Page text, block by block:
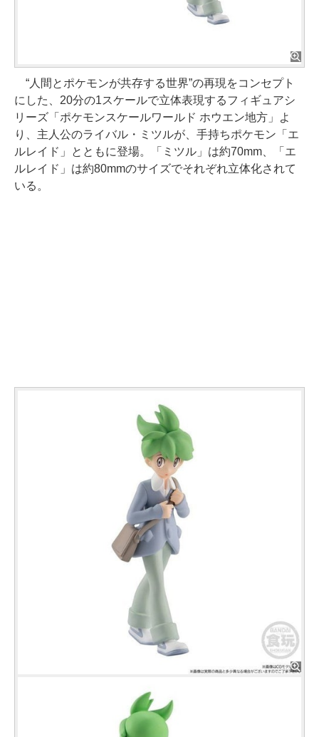
“人間とポケモンが共存する世界”の再現をコンセプト
にした、20分の1スケールで立体表現するフィギュアシ
リーズ「ポケモンスケールワールド ホウエン地方」よ
り、主人公のライバル・ミツルが、手持ちポケモン「エ
ルレイド」とともに登場。「ミツル」は約70mm、「エ
ルレイド」は約80mmのサイズでそれぞれ立体化されて
いる。